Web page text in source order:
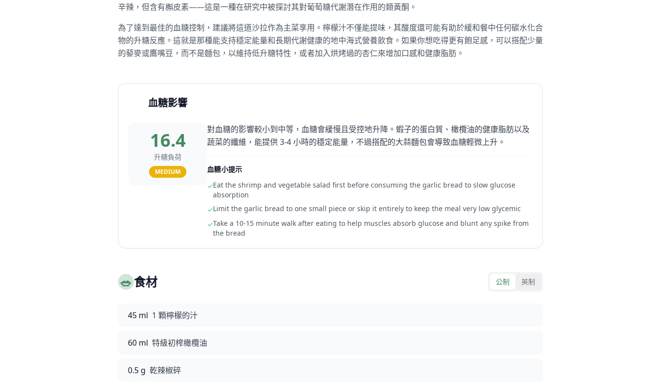
辛辣，但含有槲皮素——這是一種在研究中被探討其對葡萄糖代謝潛在作用的類黃酮。
為了達到最佳的血糖控制，建議將這道沙拉作為主菜享用。檸檬汁不僅能提味，其酸度還可能有助於緩和餐中任何碳水化合
物的升糖反應。這就是那種能支持穩定能量和長期代謝健康的地中海式營養飲食。如果你想吃得更有飽足感，可以搭配少量
的藜麥或鷹嘴豆，而不是麵包，以維持低升糖特性，或者加入烘烤過的杏仁來增加口感和健康脂肪。
血糖影響
16.4
升糖負荷
MEDIUM
對血糖的影響較小到中等，血糖會緩慢且受控地升降。蝦子的蛋白質、橄欖油的健康脂肪以及
蔬菜的纖維，能提供 3-4 小時的穩定能量，不過搭配的大蒜麵包會導致血糖輕微上升。
血糖小提示
✓Eat the shrimp and vegetable salad first before consuming the garlic bread to slow glucose
absorption
✓Limit the garlic bread to one small piece or skip it entirely to keep the meal very low glycemic
✓Take a 10-15 minute walk after eating to help muscles absorb glucose and blunt any spike from
the bread
🥗食材 公制 英制
45 ml 1 顆檸檬的汁
60 ml 特級初榨橄欖油
0.5 g 乾辣椒碎